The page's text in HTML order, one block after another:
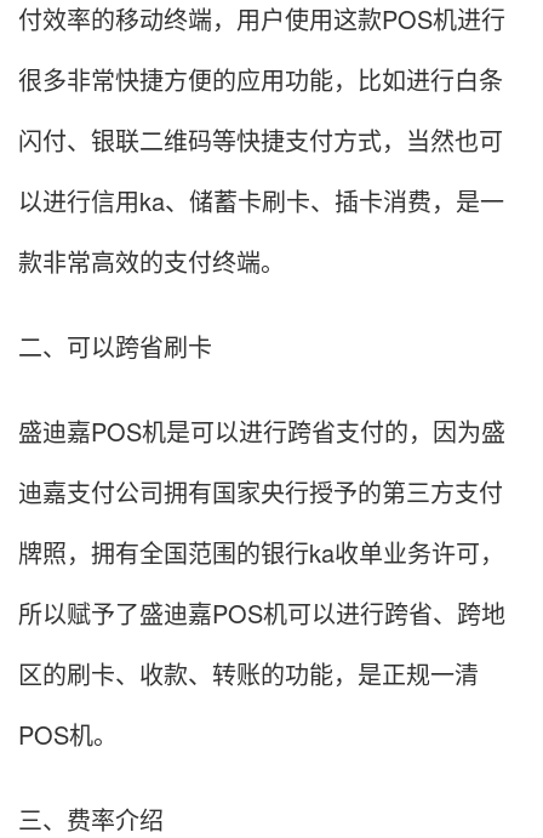
付效率的移动终端，用户使用这款POS机进行
很多非常快捷方便的应用功能，比如进行白条
闪付、银联二维码等快捷支付方式，当然也可
以进行信用ka、储蓄卡刷卡、插卡消费，是一
款非常高效的支付终端。
二、可以跨省刷卡
盛迪嘉POS机是可以进行跨省支付的，因为盛
迪嘉支付公司拥有国家央行授予的第三方支付
牌照，拥有全国范围的银行ka收单业务许可，
所以赋予了盛迪嘉POS机可以进行跨省、跨地
区的刷卡、收款、转账的功能，是正规一清
POS机。
三、费率介绍